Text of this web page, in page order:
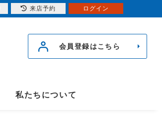
会員登録はこちら
私たちについて
来店予約 ログイン